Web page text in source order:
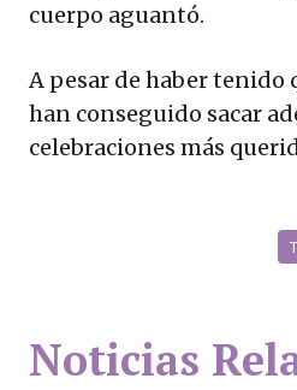
cuerpo aguantó.
A pesar de haber tenido
han conseguido sacar
celebraciones más
Noticias